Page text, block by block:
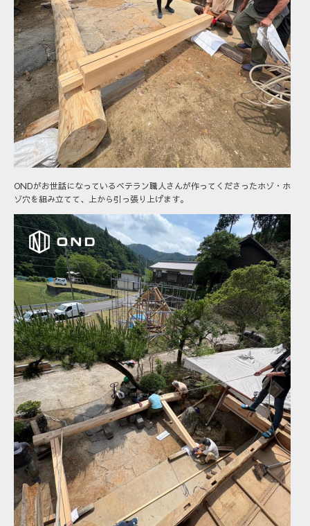
ONDがお世話になっているベテラン職人さんが作ってくださったホゾ・ホ
ゾ穴を組み立てて、上から引っ張り上げます。